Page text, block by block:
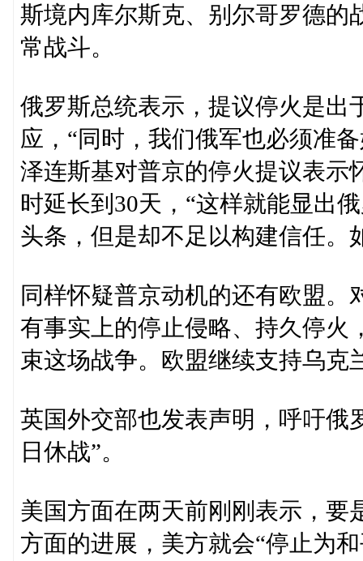
斯境内库尔斯克、别尔哥罗德的
常战斗。
俄罗斯总统表示，提议停火是出
应，“同时，我们俄军也必须准
泽连斯基对普京的停火提议表示
时延长到30天，“这样就能显出
头条，但是却不足以构建信任。
同样怀疑普京动机的还有欧盟
有事实上的停止侵略、持久停火
束这场战争。欧盟继续支持乌克
英国外交部也发表声明，呼吁俄
日休战”。
美国方面在两天前刚刚表示，要
方面的进展，美方就会“停止为